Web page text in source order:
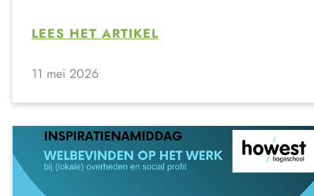
LEES HET ARTIKEL
11 mei 2026